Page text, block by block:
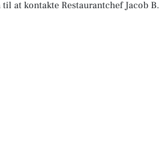
at kontakte Restaurantchef Jacob B.